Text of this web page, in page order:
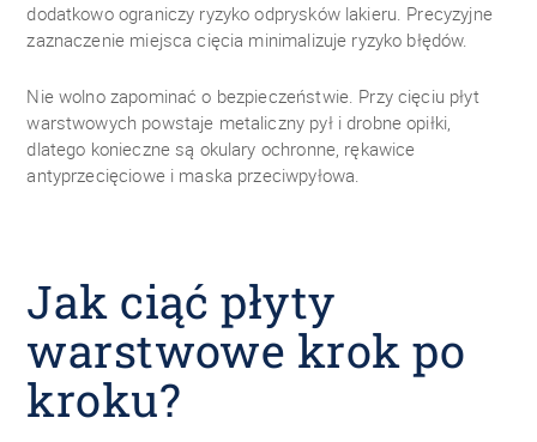
dodatkowo ograniczy ryzyko odprysków lakieru. Precyzyjne
zaznaczenie miejsca cięcia minimalizuje ryzyko błędów.
Nie wolno zapominać o bezpieczeństwie. Przy cięciu płyt
warstwowych powstaje metaliczny pył i drobne opiłki,
dlatego konieczne są okulary ochronne, rękawice
antyprzecięciowe i maska przeciwpyłowa.
Jak ciąć płyty
warstwowe krok po
kroku?